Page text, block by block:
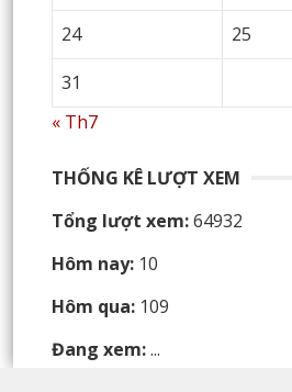
24
25
31
« Th7
THỐNG KÊ LƯỢT XEM
Tổng lượt xem:64932
Hôm nay: 10
Hôm qua: 109
Đang xem:...